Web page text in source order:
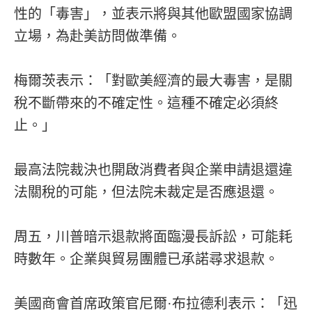
性的「毒害」，並表示將與其他歐盟國家協調
立場，為赴美訪問做準備。
梅爾茨表示：「對歐美經濟的最大毒害，是關
稅不斷帶來的不確定性。這種不確定必須終
止。」
最高法院裁決也開啟消費者與企業申請退還違
法關稅的可能，但法院未裁定是否應退還。
周五，川普暗示退款將面臨漫長訴訟，可能耗
時數年。企業與貿易團體已承諾尋求退款。
美國商會首席政策官尼爾·布拉德利表示：「迅